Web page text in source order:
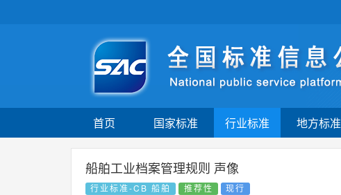
首页 国家标准 行业标准 地方标准
船舶工业档案管理规则 声像
行业标准-CB 船舶 推荐性 现行